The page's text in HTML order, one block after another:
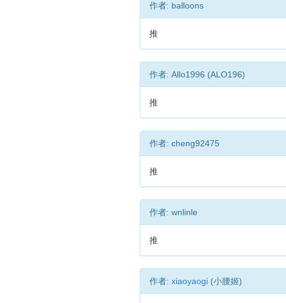
作者: balloons
推
作者: Allo1996 (ALO196)
推
作者: cheng92475
推
作者: wnlinle
推
作者: xiaoyaogi (小腰姬)